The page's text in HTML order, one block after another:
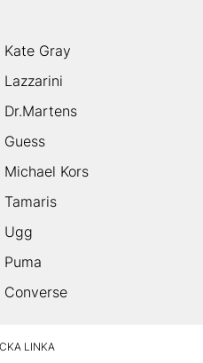
Kate Gray
Lazzarini
Dr.Martens
Guess
Michael Kors
Tamaris
Ugg
Puma
Converse
LINKA